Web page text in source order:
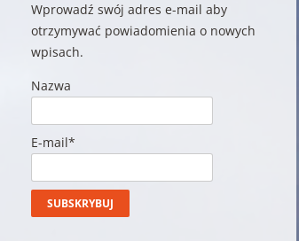
Wprowadź swój adres e-mail aby
otrzymywać powiadomienia o nowych
wpisach.
Nazwa
E-mail*